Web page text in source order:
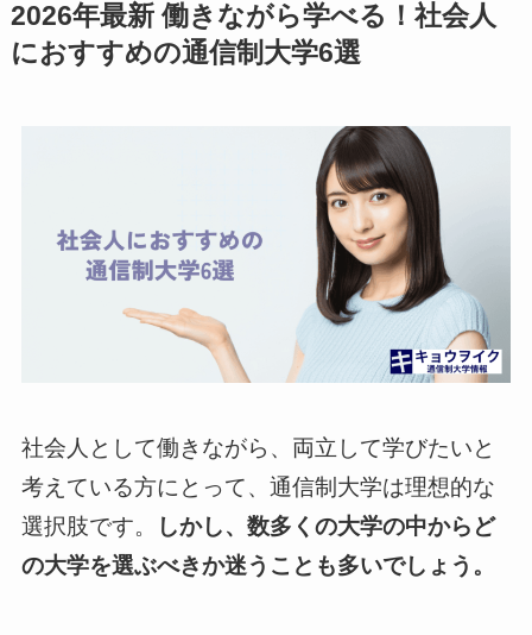
2026年最新 働きながら学べる！社会人
におすすめの通信制大学6選
社会人として働きながら、両立して学びたいと
考えている方にとって、通信制大学は理想的な
選択肢です。
しかし、数多くの大学の中からど
の大学を選ぶべきか迷うことも多いでしょう。